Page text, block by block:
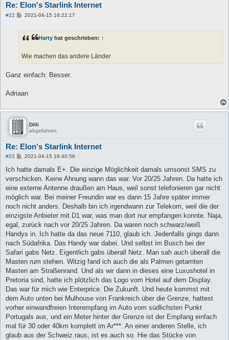
Re: Elon's Starlink Internet
#22
B
r
2021-04-15 16:22:17
Harty hat geschrieben: ↑
Wie machen das andere Länder
Ganz einfach: Besser.
Adriaan
Dilli
abgefahren
Re: Elon's Starlink Internet
#23
B
i
r
a
2021-04-15 16:40:56
Ich hatte damals E+. Die einzige Möglichkeit damals umsonst SMS zu
verschicken. Keine Ahnung wann das war. Vor 20/25 Jahren. Da hatte ich
eine externe Antenne draußen am Haus, weil sonst telefonieren gar nicht
möglich war. Bei meiner Freundin war es dann 15 Jahre später immer
noch nicht anders. Deshalb bin ich irgendwann zur Telekom, weil die der
einzigste Anbieter mit D1 war, was man dort nur empfangen konnte. Naja,
egal, zurück nach vor 20/25 Jahren. Da waren noch schwarz/weiß
Handys in. Ich hatte da das neue 7110, glaub ich. Jedenfalls gings dann
nach Südafrika. Das Handy war dabei. Und selbst im Busch bei der
Safari gabs Netz. Eigentlich gabs überall Netz. Man sah auch überall die
Masten rum stehen. Witzig fand ich auch die als Palmen getarnten
Masten am Straßenrand. Und als wir dann in dieses eine Luxushotel in
Pretoria sind, hatte ich plötzlich das Logo vom Hotel auf dem Display.
Das war für mich wie Enterprice. Die Zukunft. Und heute kommst mit
dem Auto unten bei Mulhouse von Frankreich über die Grenze, hattest
vorher einwandfreien Interempfang im Auto vom südlichsten Punkt
Portugals aus, und ein Meter hinter der Grenze ist der Empfang einfach
mal für 30 oder 40km komplett im Ar***. An einer anderen Stelle, ich
glaub aus der Schweiz raus, ist es auch so. Hie das Stücke von